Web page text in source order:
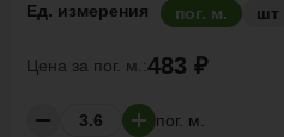
Ед. измерения пог. м. шт
Цена за пог. м.:483 ₽
пог. м.